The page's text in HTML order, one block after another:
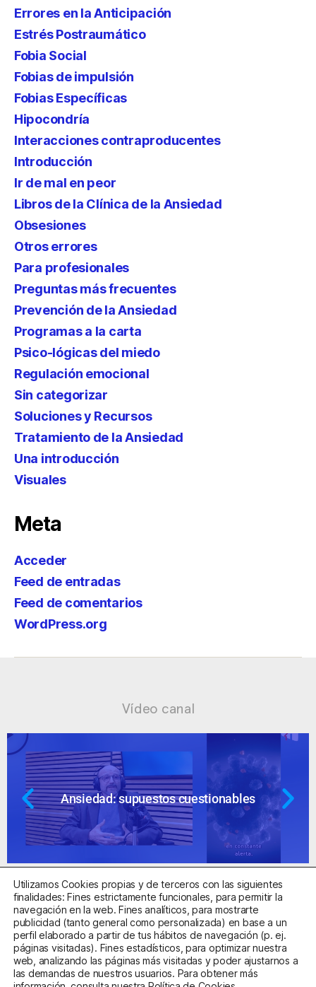
Errores en la Anticipación
Estrés Postraumático
Fobia Social
Fobias de impulsión
Fobias Específicas
Hipocondría
Interacciones contraproducentes
Introducción
Ir de mal en peor
Libros de la Clínica de la Ansiedad
Obsesiones
Otros errores
Para profesionales
Preguntas más frecuentes
Prevención de la Ansiedad
Programas a la carta
Psico-lógicas del miedo
Regulación emocional
Sin categorizar
Soluciones y Recursos
Tratamiento de la Ansiedad
Una introducción
Visuales
Meta
Acceder
Feed de entradas
Feed de comentarios
WordPress.org
Vídeo canal
Ansiedad: supuestos cuestionables
Centro Sanitario Autorizado con el código E08737002
Aviso LegalPolítica de PrivacidadPolítica de Cookies
Utilizamos Cookies propias y de terceros con las siguientes
finalidades: Fines estrictamente funcionales, para permitir la
navegación en la web. Fines analíticos, para mostrarte
publicidad (tanto general como personalizada) en base a un
perfil elaborado a partir de tus hábitos de navegación (p. ej.
páginas visitadas). Fines estadísticos, para optimizar nuestra
web, analizando las páginas más visitadas y poder ajustarnos a
las demandas de nuestros usuarios. Para obtener más